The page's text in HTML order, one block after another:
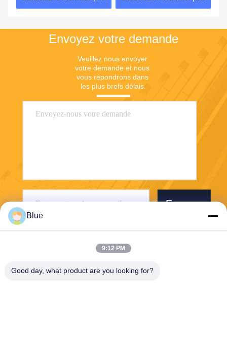
NFC de FBI
Envoyez votre demande
Veuillez nous envoyer
votre demande et nous
vous répondrons dans
les plus brefs délais.
Envoyer
Blue
9:12 PM
Good day, what product are you looking for?